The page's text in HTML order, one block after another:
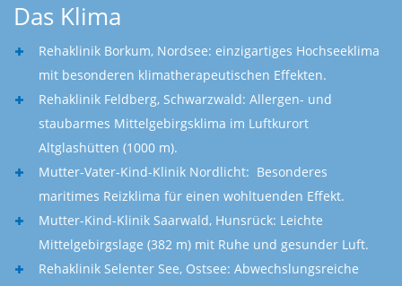
Das Klima
Rehaklinik Borkum, Nordsee: einzigartiges Hochseeklima
mit besonderen klimatherapeutischen Effekten.
Rehaklinik Feldberg, Schwarzwald: Allergen- und
staubarmes Mittelgebirgsklima im Luftkurort
Altglashütten (1000 m).
Mutter-Vater-Kind-Klinik Nordlicht: Besonderes
maritimes Reizklima für einen wohltuenden Effekt.
Mutter-Kind-Klinik Saarwald, Hunsrück: Leichte
Mittelgebirgslage (382 m) mit Ruhe und gesunder Luft.
Rehaklinik Selenter See, Ostsee: Abwechslungsreiche